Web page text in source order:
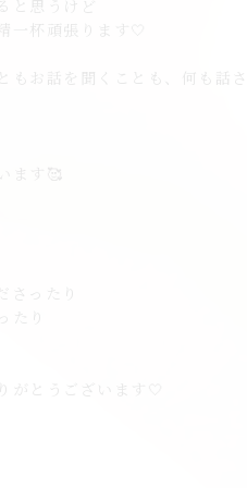
思うけど
一杯頑張ります🤍
もお話を聞くことも、何も話
ます🥰
さったり
たり
がとうございます🤍